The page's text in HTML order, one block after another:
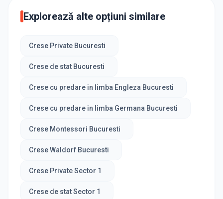
Explorează alte opțiuni similare
Crese Private Bucuresti
Crese de stat Bucuresti
Crese cu predare in limba Engleza Bucuresti
Crese cu predare in limba Germana Bucuresti
Crese Montessori Bucuresti
Crese Waldorf Bucuresti
Crese Private Sector 1
Crese de stat Sector 1